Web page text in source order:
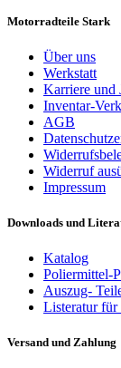
Motorradteile Stark
Über uns
Werkstatt
Karriere und
Inventar-
AGB
Widerruf
Impressum
Downloads und
Katalog
Poliermittel-
Auszug-
Listeratur
Versand und Zahlung